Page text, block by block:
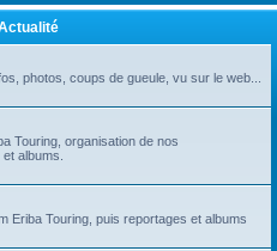
e
photos, coups de gueule, vu sur le web...
Touring, organisation de nos
albums.
Eriba Touring, puis reportages et albums